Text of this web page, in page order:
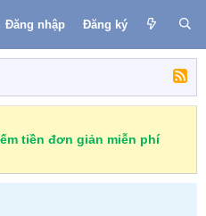
Đăng nhập Đăng ký
tiền đơn giản miễn phí